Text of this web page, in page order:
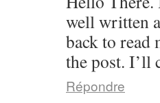
well written
back to
the post. I’ll
Répondre